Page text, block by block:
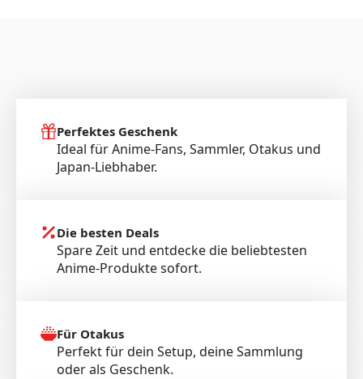
Perfektes Geschenk
Ideal für Anime-Fans, Sammler, Otakus und
Japan-Liebhaber.
Die besten Deals
Spare Zeit und entdecke die beliebtesten
Anime-Produkte sofort.
Für Otakus
Perfekt für dein Setup, deine Sammlung
oder als Geschenk.